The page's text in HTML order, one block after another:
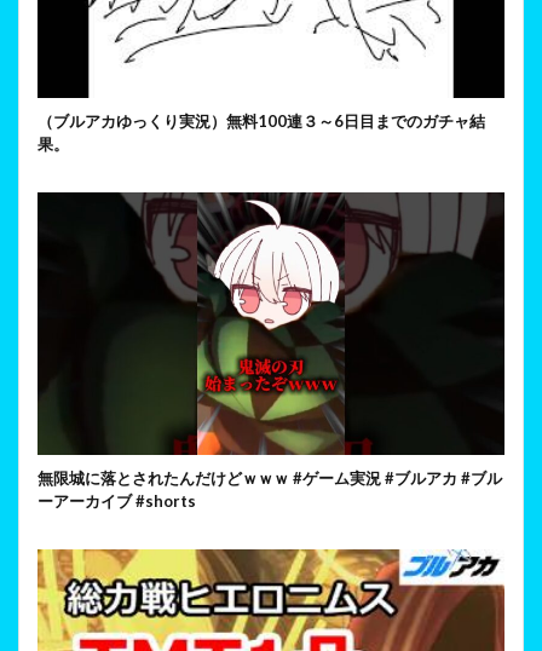
（ブルアカゆっくり実況）無料100連３～6日目までのガチャ結
果。
無限城に落とされたんだけどｗｗｗ #ゲーム実況 #ブルアカ #ブル
ーアーカイブ #shorts